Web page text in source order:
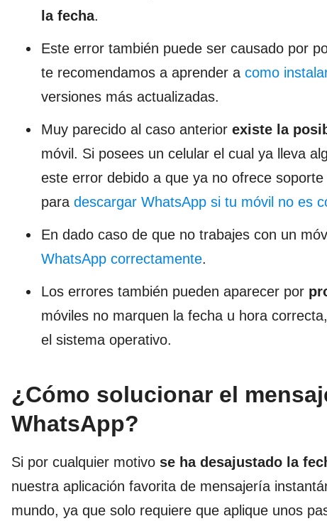
la fecha.
Este error también puede ser causado por
te recomendamos a aprender a como
versiones más actualizadas.
Muy parecido al caso anterior existe la
móvil. Si posees un celular el cual ya lleva
este error debido a que ya no ofrece
para descargar WhatsApp si tu móvil no es
En dado caso de que no trabajes con un
WhatsApp correctamente.
Los errores también pueden aparecer por
móviles no marquen la fecha u hora
el sistema operativo.
¿Cómo solucionar el
WhatsApp?
Si por cualquier motivo se ha desajustado la
nuestra aplicación favorita de mensajería
mundo, ya que solo requiere que aplique unos